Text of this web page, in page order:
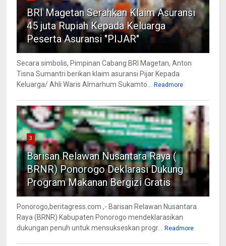
BRI Magetan Serahkan Klaim Asuransi
45 juta Rupiah Kepada Keluarga
Peserta Asuransi "PIJAR"
Secara simbolis, Pimpinan Cabang BRI Magetan, Anton
Tisna Sumantri berikan klaim asuransi Pijar Kepada
Keluarga/ Ahli Waris Almarhum Sukamto... Readmore
3
Barisan Relawan Nusantara Raya (
BRNR) Ponorogo Deklarasi Dukung
Program Makanan Bergizi Gratis
Ponorogo,beritagress.com ,- Barisan Relawan Nusantara
Raya (BRNR) Kabupaten Ponorogo mendeklarasikan
dukungan penuh untuk mensukseskan progr... Readmore